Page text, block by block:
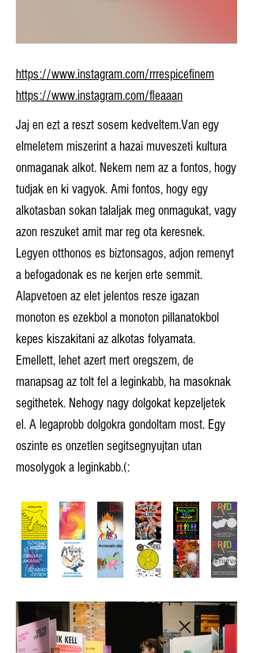
https://www.instagram.com/rrrespicefinem
https://www.instagram.com/fleaaan
Jaj en ezt a reszt sosem kedveltem.Van egy
elmeletem miszerint a hazai muveszeti kultura
onmaganak alkot. Nekem nem az a fontos, hogy
tudjak en ki vagyok. Ami fontos, hogy egy
alkotasban sokan talaljak meg onmagukat, vagy
azon reszuket amit mar reg ota keresnek.
Legyen otthonos es biztonsagos, adjon remenyt
a befogadonak es ne kerjen erte semmit.
Alapvetoen az elet jelentos resze igazan
monoton es ezekbol a monoton pillanatokbol
kepes kiszakitani az alkotas folyamata.
Emellett, lehet azert mert oregszem, de
manapsag az tolt fel a leginkabb, ha masoknak
segithetek. Nehogy nagy dolgokat kepzeljetek
el. A legaprobb dolgokra gondoltam most. Egy
oszinte es onzetlen segitsegnyujtan utan
mosolygok a leginkabb.(: